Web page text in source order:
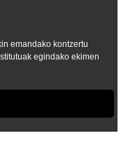
emandako kontzertu
egindako ekimen